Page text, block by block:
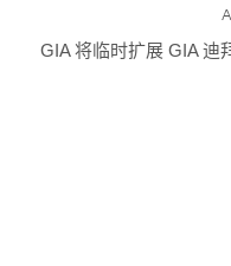
GIA 将临时扩展 GIA 迪